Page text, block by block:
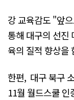
강 교육감도 "앞
통해 대구의 선진
육의 질적 향상을
한편, ​ 대구 북구
11월 월드스쿨